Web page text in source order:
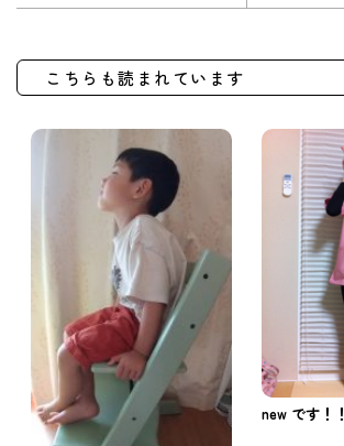
こちらも読まれています
new です！！